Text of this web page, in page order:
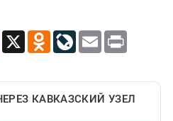
X Odnoklassniki
LiveJournal
Email Print
КАВКАЗСКИЙ УЗЕЛ